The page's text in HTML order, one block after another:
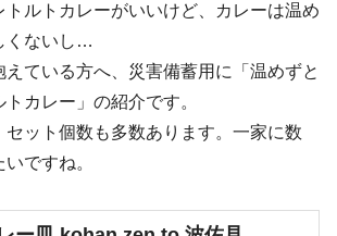
トルトカレーがいいけど、カレーは温め
くないし…
えている方へ、災害備蓄用に「温めずと
カレー」の紹介です。
セット個数も多数あります。一家に数
ですね。